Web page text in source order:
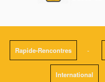
Rapide-Rencontres -
International